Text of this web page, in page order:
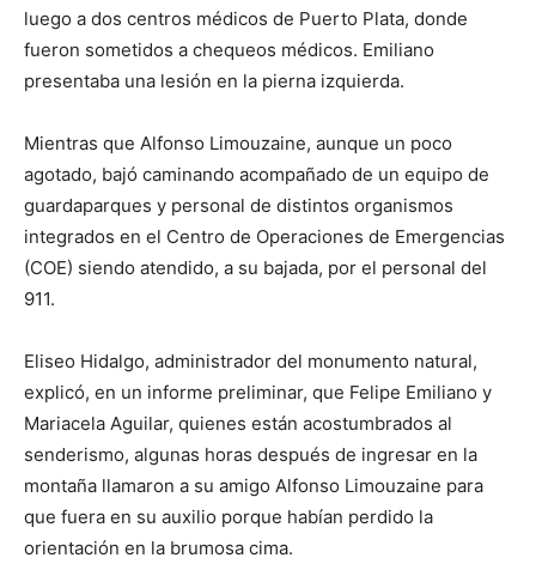
luego a dos centros médicos de Puerto Plata, donde
fueron sometidos a chequeos médicos. Emiliano
presentaba una lesión en la pierna izquierda.
Mientras que Alfonso Limouzaine, aunque un poco
agotado, bajó caminando acompañado de un equipo de
guardaparques y personal de distintos organismos
integrados en el Centro de Operaciones de Emergencias
(COE) siendo atendido, a su bajada, por el personal del
911.
Eliseo Hidalgo, administrador del monumento natural,
explicó, en un informe preliminar, que Felipe Emiliano y
Mariacela Aguilar, quienes están acostumbrados al
senderismo, algunas horas después de ingresar en la
montaña llamaron a su amigo Alfonso Limouzaine para
que fuera en su auxilio porque habían perdido la
orientación en la brumosa cima.